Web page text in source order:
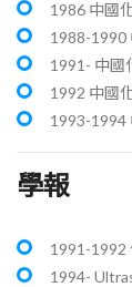
1986 中國
1988-1990
1991- 中國
1992 中國
1993-1994
學報
1991-1992
1994-